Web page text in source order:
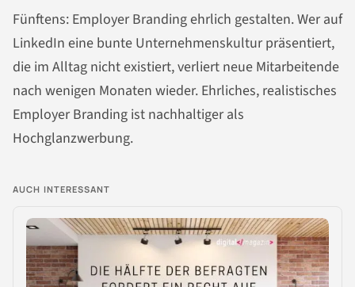
Fünftens: Employer Branding ehrlich gestalten. Wer auf
LinkedIn eine bunte Unternehmenskultur präsentiert,
die im Alltag nicht existiert, verliert neue Mitarbeitende
nach wenigen Monaten wieder. Ehrliches, realistisches
Employer Branding ist nachhaltiger als
Hochglanzwerbung.
AUCH INTERESSANT